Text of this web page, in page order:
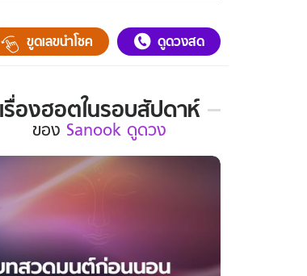
ความรู้รอบตัว
ฮาวทู
ขูดเลขนำโชค ดูดวงสด
เรื่องฮอตในรอบสัปดาห์
ของ Sanook ดูดวง